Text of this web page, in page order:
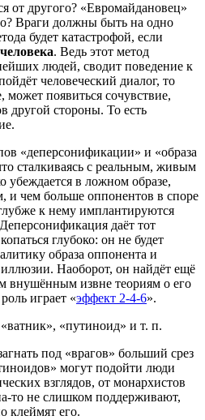
от другого? «Евромайдановец»
Враги должны быть на одно
будет катастрофой, если
человека. Ведь этот метод
людей, сводит поведение к
человеческий диалог, то
появиться сочувствие,
другой стороны. То есть
«деперсонификации» и «образа
сталкиваясь с реальным, живым
убеждается в ложном образе,
и чем больше оппонентов в споре
к нему имплантируются
даёт тот
глубоко: он не будет
образа оппонента и
иллюзии. Наоборот, он найдёт ещё
внушённым извне теориям о его
играет «эффект 2-4-6».
«путиноид» и т. п.
под «врагов» больший срез
могут подойти люди
взглядов, от монархистов
то не слишком поддерживают,
клеймят его.